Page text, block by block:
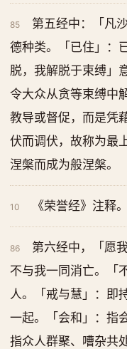
85
第五经中：「凡
德种类。「已住」：
脱，我解脱于束缚」
令大众从贪等束缚中
教导或督促，而是凭
伏而调伏，故称为最
涅槃而成为般涅槃。
10 《荣誉经》注释。
86
第六经中，「愿
不与我一同消亡。「
人。「戒与慧」：即
一起。「会和」：指
指众人群聚、嘈杂共